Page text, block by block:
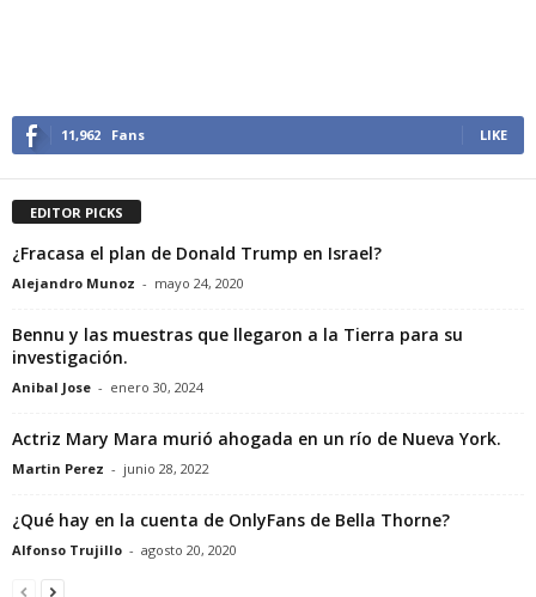
11,962 Fans LIKE
EDITOR PICKS
¿Fracasa el plan de Donald Trump en Israel?
Alejandro Munoz - mayo 24, 2020
Bennu y las muestras que llegaron a la Tierra para su
investigación.
Anibal Jose - enero 30, 2024
Actriz Mary Mara murió ahogada en un río de Nueva York.
Martin Perez - junio 28, 2022
¿Qué hay en la cuenta de OnlyFans de Bella Thorne?
Alfonso Trujillo - agosto 20, 2020